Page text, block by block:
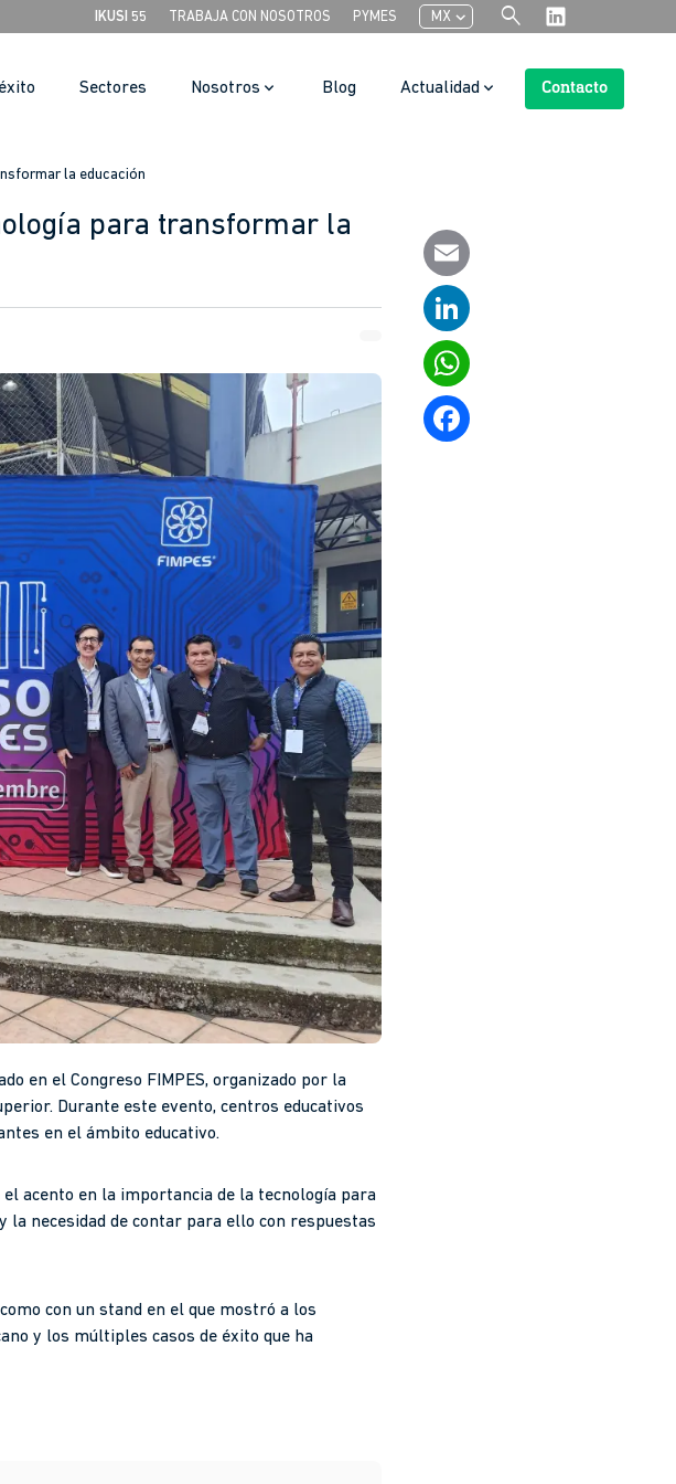
IKUSI 55 TRABAJA CON NOSOTROS PYMES MXchevron_left search
Sectores Nosotros Blog Actualidad Contacto
la educación
para transformar la
Email
LinkedIn
WhatsApp
en el Congreso FIMPES, organizado por la
Durante este evento, centros educativos
en el ámbito educativo.
el acento en la importancia de la tecnología para
necesidad de contar para ello con respuestas
con un stand en el que mostró a los
y los múltiples casos de éxito que ha